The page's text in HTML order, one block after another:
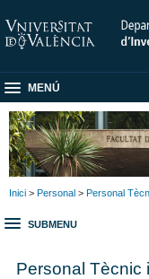
MENÚ
Inici > Personal > Personal
SUBMENU
Personal Tècnic